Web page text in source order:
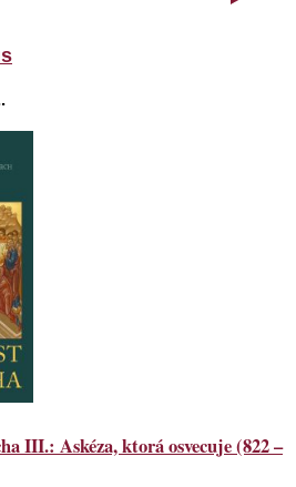
III.: Askéza, ktorá osvecuje (822 –